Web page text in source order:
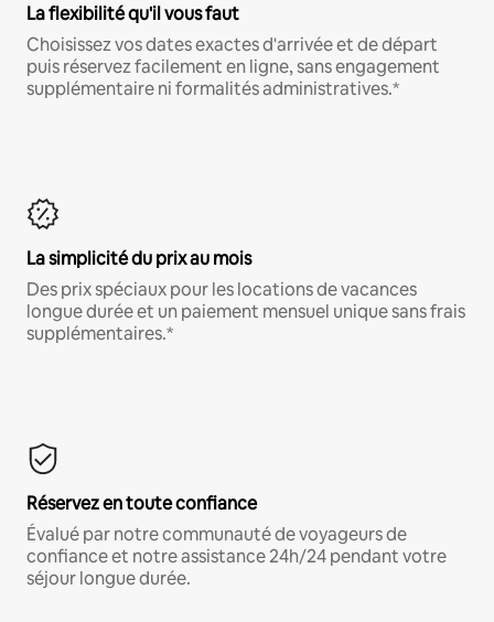
La flexibilité qu'il vous faut
Choisissez vos dates exactes d'arrivée et de départ
puis réservez facilement en ligne, sans engagement
supplémentaire ni formalités administratives.*
La simplicité du prix au mois
Des prix spéciaux pour les locations de vacances
longue durée et un paiement mensuel unique sans frais
supplémentaires.*
Réservez en toute confiance
Évalué par notre communauté de voyageurs de
confiance et notre assistance 24h/24 pendant votre
séjour longue durée.